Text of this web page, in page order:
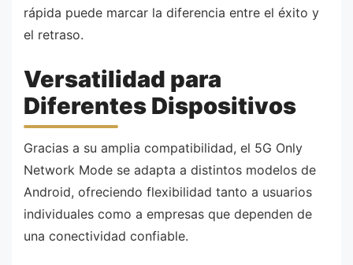
rápida puede marcar la diferencia entre el éxito y
el retraso.
Versatilidad para
Diferentes Dispositivos
Gracias a su amplia compatibilidad, el 5G Only
Network Mode se adapta a distintos modelos de
Android, ofreciendo flexibilidad tanto a usuarios
individuales como a empresas que dependen de
una conectividad confiable.